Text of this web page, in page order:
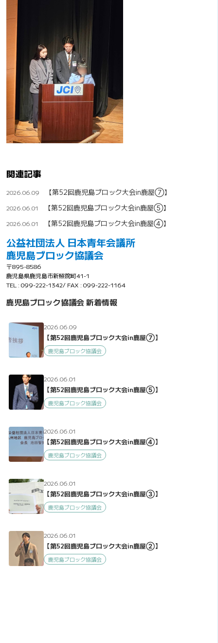
関連記事
2026.06.09 【第52回鹿児島ブロック大会in鹿屋⑦】
2026.06.01 【第52回鹿児島ブロック大会in鹿屋⑤】
2026.06.01 【第52回鹿児島ブロック大会in鹿屋④】
公益社団法人 日本青年会議所
鹿児島ブロック協議会
〒895-8586
鹿児島県鹿児島市新照院町41-1
TEL : 099-222-1342/ FAX : 099-222-1164
鹿児島ブロック協議会 新着情報
2026.06.09
【第52回鹿児島ブロック大会in鹿屋⑦】
鹿児島ブロック協議会
2026.06.01
【第52回鹿児島ブロック大会in鹿屋⑤】
鹿児島ブロック協議会
2026.06.01
【第52回鹿児島ブロック大会in鹿屋④】
鹿児島ブロック協議会
2026.06.01
【第52回鹿児島ブロック大会in鹿屋③】
鹿児島ブロック協議会
2026.06.01
【第52回鹿児島ブロック大会in鹿屋②】
鹿児島ブロック協議会